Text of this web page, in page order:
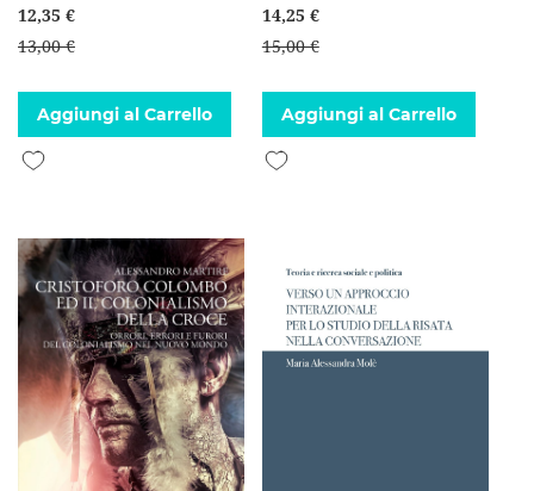
12,35 €
13,00 €
Aggiungi al Carrello
Aggiungi alla lista desideri
14,25 €
15,00 €
Aggiungi al Carrello
Aggiungi alla lista desideri